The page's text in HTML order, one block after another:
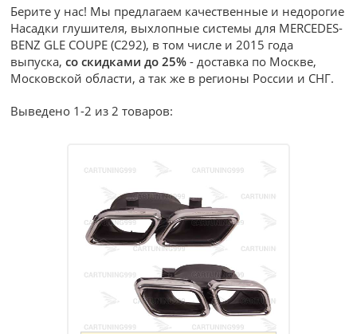
Берите у нас! Мы предлагаем качественные и недорогие
Насадки глушителя, выхлопные системы для MERCEDES-
BENZ GLE COUPE (C292), в том числе и 2015 года
выпуска,со скидками до 25% - доставка по Москве,
Московской области, а так же в регионы России и СНГ.
Выведено 1-2 из 2 товаров: